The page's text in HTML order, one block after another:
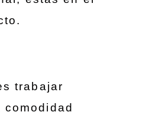
trabajar